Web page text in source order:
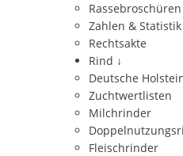
Zahlen & Statistik
Rechtsakte
Rind ↓
Deutsche
Zuchtwertlisten
Milchrinder
Fleischrinder